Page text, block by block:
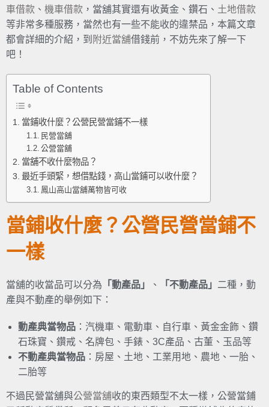
車借款 、 機車借款 ，當舖其實還有收黃金、鑽石、 土地借款
等非常多種服務，當然也有一些不能收的違禁品，本篇文章
都會詳細的介紹，到 附近當舖借錢前，不妨先來了解一下
吧！
Table of Contents
當鋪收什麼？公營民營當鋪不一樣
民營當舖
公營當舖
當舖不收什麼物品？
最近手頭緊，想借點錢，高山當鋪可以收什麼？
鳳山高山當舖萬物皆可收
當鋪收什麼？公營民營當鋪不
一樣
當舖的收當品可以分為 「動產品」 、 「不動產品」 二種，動
產與不動產的舉例如下：
動產典當物品 ：汽機車、電動車、自行車、黃金金飾、鑽
石珠寶、鑽戒、名牌包、手錶、3C產品、古董、玉品等
不動產典當物品 ：房屋、土地、工業用地、農地、一胎、
二胎等
不過民營當舖與公營當舖收的東西類型不太一樣，公營當鋪